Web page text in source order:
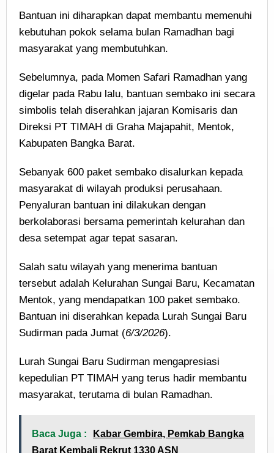
Bantuan ini diharapkan dapat membantu memenuhi
kebutuhan pokok selama bulan Ramadhan bagi
masyarakat yang membutuhkan.
Sebelumnya, pada Momen Safari Ramadhan yang
digelar pada Rabu lalu, bantuan sembako ini secara
simbolis telah diserahkan jajaran Komisaris dan
Direksi PT TIMAH di Graha Majapahit, Mentok,
Kabupaten Bangka Barat.
Sebanyak 600 paket sembako disalurkan kepada
masyarakat di wilayah produksi perusahaan.
Penyaluran bantuan ini dilakukan dengan
berkolaborasi bersama pemerintah kelurahan dan
desa setempat agar tepat sasaran.
Salah satu wilayah yang menerima bantuan
tersebut adalah Kelurahan Sungai Baru, Kecamatan
Mentok, yang mendapatkan 100 paket sembako.
Bantuan ini diserahkan kepada Lurah Sungai Baru
Sudirman pada Jumat (6/3/2026).
Lurah Sungai Baru Sudirman mengapresiasi
kepedulian PT TIMAH yang terus hadir membantu
masyarakat, terutama di bulan Ramadhan.
Baca Juga :
Kabar Gembira, Pemkab Bangka
Barat Kembali Rekrut 1330 ASN